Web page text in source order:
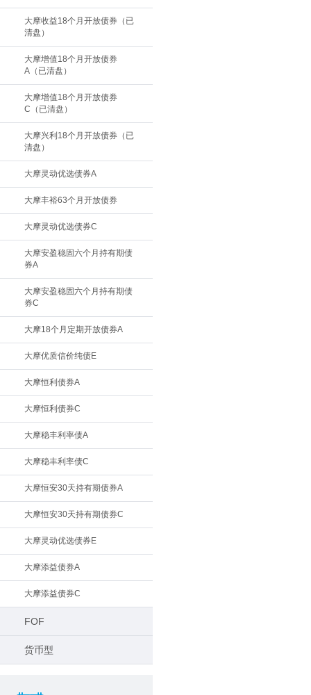
大摩收益18个月开放债券（已
清盘）
大摩增值18个月开放债券
A（已清盘）
大摩增值18个月开放债券
C（已清盘）
大摩兴利18个月开放债券（已
清盘）
大摩灵动优选债券A
大摩丰裕63个月开放债券
大摩灵动优选债券C
大摩安盈稳固六个月持有期债
券A
大摩安盈稳固六个月持有期债
券C
大摩18个月定期开放债券A
大摩优质信价纯债E
大摩恒利债券A
大摩恒利债券C
大摩稳丰利率债A
大摩稳丰利率债C
大摩恒安30天持有期债券A
大摩恒安30天持有期债券C
大摩灵动优选债券E
大摩添益债券A
大摩添益债券C
FOF
货币型